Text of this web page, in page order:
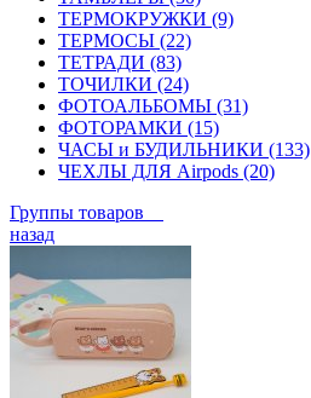
ТЕРМОКРУЖКИ (9)
ТЕРМОСЫ (22)
ТЕТРАДИ (83)
ТОЧИЛКИ (24)
ФОТОАЛЬБОМЫ (31)
ФОТОРАМКИ (15)
ЧАСЫ и БУДИЛЬНИКИ (133)
ЧЕХЛЫ ДЛЯ Airpods (20)
Группы товаров
назад